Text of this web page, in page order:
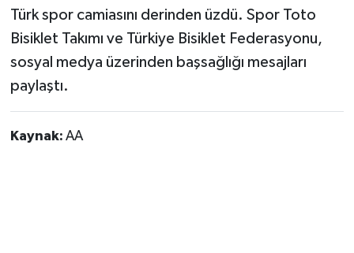
Türk spor camiasını derinden üzdü. Spor Toto
Bisiklet Takımı ve Türkiye Bisiklet Federasyonu,
sosyal medya üzerinden başsağlığı mesajları
paylaştı.
Kaynak: AA